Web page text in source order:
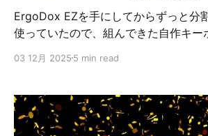
ErgoDox EZを手にしてからずっと分
使っていたので、組んできた自作キー
ドを組むことにしました。 メインはこれまで何度か登場
Professionalを使っていました。 今回はこのHHKBの代
替を組んだ形です。 概要 今回組んだのは、YMDK
Minilaです。 今までは基本的に自作キーボードキットを
03 12月 2025 5 min read